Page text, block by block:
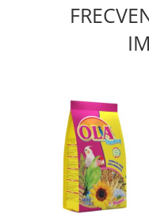
✔️ Beneficii:
Hepatoprotecție
acționează
susține medicația
veterinar, fără a o
Fără conservanți
:
tolerate.
Capsule twist-off
facilă, acceptată
Produs fabricat în
stricte standarde